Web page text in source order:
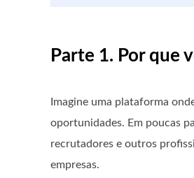
Parte 1. Por que
Imagine uma plataforma
oportunidades. Em poucas
recrutadores e outros
empresas.